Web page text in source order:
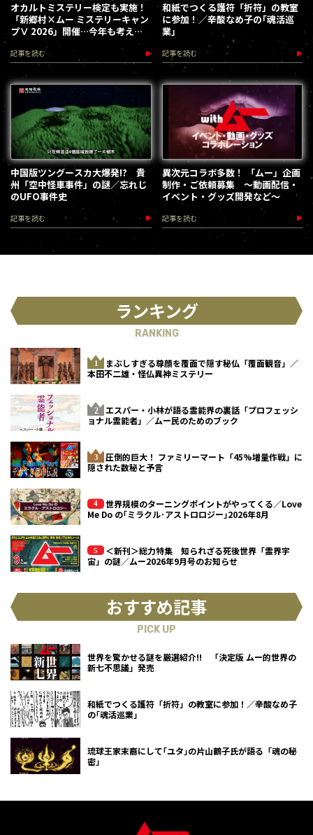
オカルトミステリー検定も実施！
「新郷村×ムー ミステリーキャン
プⅤ 2026」開催…今年も考える
な、踊れ！（2026.9.12）
記事を読む
和紙でつくる護符「折符」の教室
に参加！／辛酸なめ子の｢魂活巡
業｣
記事を読む
中国版ツングースカ大爆発!? 貴
州「空中怪車事件」の謎／忘れじ
のUFO事件史
記事を読む
異次元コラボ多数！ 「ムー」企画
制作・ご依頼募集 ～動画配信・
イベント・グッズ開発など～
記事を読む
ランキング
RANKING
まぶしすぎる尊顔を覆面で隠す秘仏「覆面観音」／
本田不二雄・怪仏異神ミステリー
エスパー・小林が語る霊能界の裏話「プロフェッシ
ョナル霊能者」／ムー民のためのブック
圧倒的巨大！ ファミリーマート「45%増量作戦」に
隠された数秘と予言
世界規模のターニングポイントがやってくる／Love
Me Do の｢ミラクル･アストロロジー｣2026年8月
＜新刊＞総力特集 知られざる死後世界「霊界宇
宙」の謎／ムー2026年9月号のお知らせ
おすすめ記事
PICK UP
世界を驚かせる謎を厳選紹介!! 「決定版 ムー的世界の
新七不思議」発売
和紙でつくる護符「折符」の教室に参加！／辛酸なめ子
の｢魂活巡業｣
琉球王家末裔にして｢ユタ｣の片山鶴子氏が語る「魂の秘
密」